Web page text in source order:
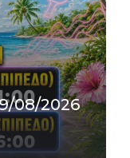
9/08/2026